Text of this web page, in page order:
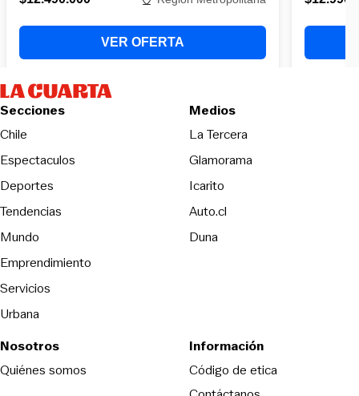
Secciones
Chile
Espectaculos
Deportes
Tendencias
Mundo
Emprendimiento
Servicios
Urbana
Medios
La Tercera
Glamorama
Icarito
Auto.cl
Duna
Nosotros
Quiénes somos
Información
Código de etica